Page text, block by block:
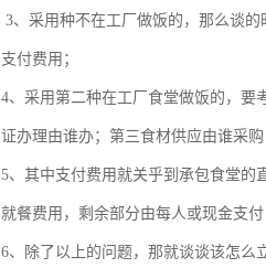
3、采用种不在工厂做饭的，那么谈
支付费用；
4、采用第二种在工厂食堂做饭的，要
证办理由谁办；第三食材供应由谁采
5、其中支付费用就关乎到承包食堂的
就餐费用，剩余部分由每人或现金支
6、除了以上的问题，那就谈谈该怎么